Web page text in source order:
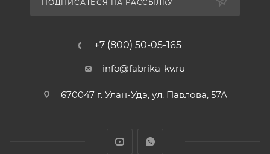
ПОДПИСАТЬСЯ НА РАССЫЛКУ
+7 (800) 50-05-165
info@fabrika-kv.ru
670047 г. Улан-Удэ, ул. Павлова, 57А